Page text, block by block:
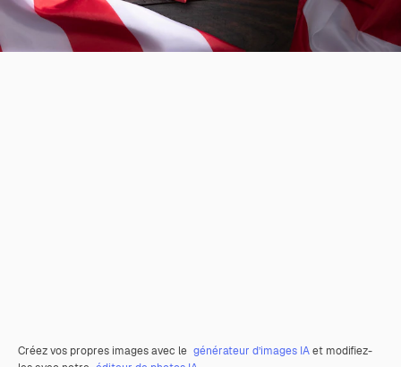
Créez vos propres images avec le générateur d’images IAet modifiez-